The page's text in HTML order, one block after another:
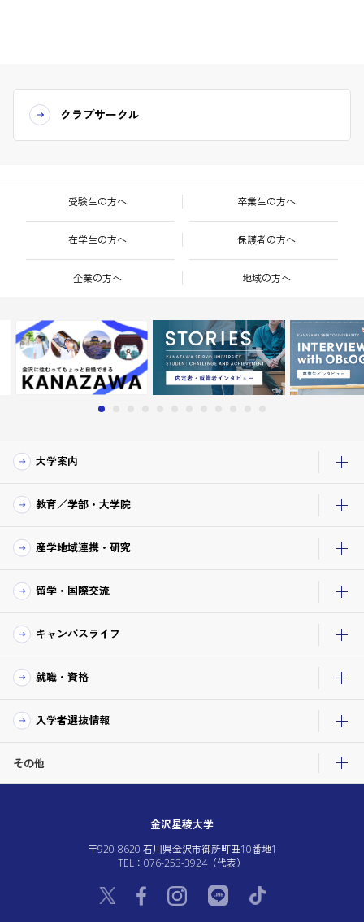
クラブサークル
受験生の方へ 卒業生の方へ
在学生の方へ 保護者の方へ
企業の方へ 地域の方へ
大学案内
教育／学部・大学院
産学地域連携・研究
留学・国際交流
キャンパスライフ
就職・資格
入学者選抜情報
その他
金沢星稜大学
〒920-8620 石川県金沢市御所町丑10番地1
TEL：076-253-3924（代表）